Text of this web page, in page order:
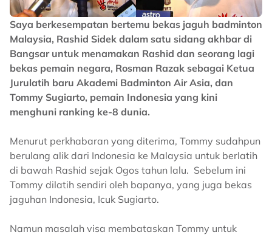
Saya berkesempatan bertemu bekas jaguh badminton
Malaysia, Rashid Sidek dalam satu sidang akhbar di
Bangsar untuk menamakan Rashid dan seorang lagi
bekas pemain negara, Rosman Razak sebagai Ketua
Jurulatih baru Akademi Badminton Air Asia, dan
Tommy Sugiarto, pemain Indonesia yang kini
menghuni ranking ke-8 dunia.
Menurut perkhabaran yang diterima, Tommy sudahpun
berulang alik dari Indonesia ke Malaysia untuk berlatih
di bawah Rashid sejak Ogos tahun lalu. Sebelum ini
Tommy dilatih sendiri oleh bapanya, yang juga bekas
jaguhan Indonesia, Icuk Sugiarto.
Namun masalah visa membataskan Tommy untuk